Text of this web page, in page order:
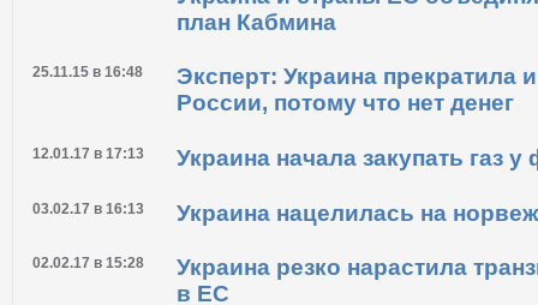
Остановился реверс газа из
15.03.16 в 14:21
Украина и страны ЕС
план Кабмина
25.11.15 в 16:48
Эксперт: Украина прекратила
России, потому что нет денег
Украина начала закупать газ
Украина нацелилась на